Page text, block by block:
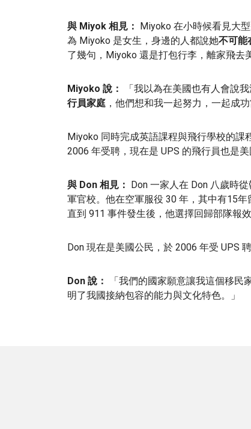
與 Miyok 相見： Miyoko 在小時候看見大
為 Miyoko 是女生，身邊的人都說她不可能
了幾句，Miyoko 還是打包行李，離家飛去
Miyoko 說： 「我以為在美國也有人會說
行員家庭 ，他們想和我一起努力，一起成功
Miyoko 同時完成英語課程與飛行學校的
2006 年受聘，現在是 UPS 的飛行員也是美
與 Don 相見： Don 一家人在 Don 八歲時
軍官校。他在空軍服役 30 年，其中有15
直到 911 事件發生後，他選擇回歸部隊報效
Don 現在是美國公民，於 2006 年受 UPS
Don 說：
「我們的國家願意讓我這個移民
明了我國接納包容的能力與文化特色。」